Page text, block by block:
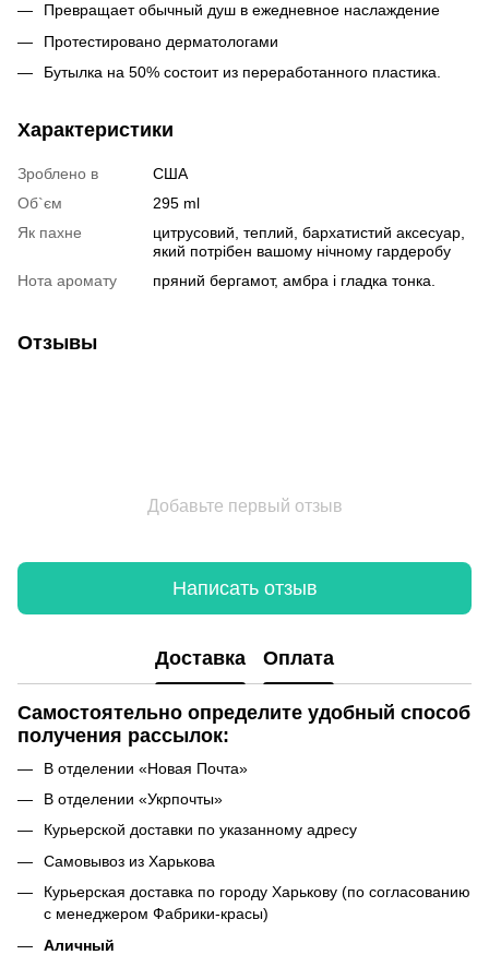
Превращает обычный душ в ежедневное наслаждение
Протестировано дерматологами
Бутылка на 50% состоит из переработанного пластика.
Характеристики
Зроблено в
США
Об`єм
295 ml
Як пахне
цитрусовий, теплий, бархатистий аксесуар,
який потрібен вашому нічному гардеробу
Нота аромату
пряний бергамот, амбра і гладка тонка.
Отзывы
Добавьте первый отзыв
Написать отзыв
Доставка Оплата
Самостоятельно определите удобный способ
получения рассылок:
В отделении «Новая Почта»
В отделении «Укрпочты»
Курьерской доставки по указанному адресу
Самовывоз из Харькова
Курьерская доставка по городу Харькову (по согласованию
с менеджером Фабрики-красы)
Аличный